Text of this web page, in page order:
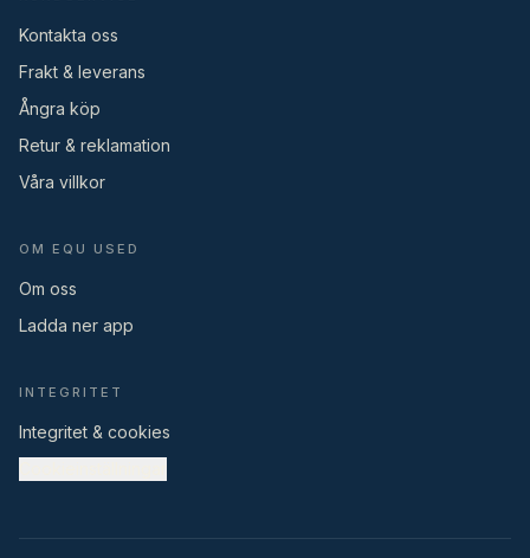
Kontakta oss
Frakt & leverans
Ångra köp
Retur & reklamation
Våra villkor
OM EQU USED
Om oss
Ladda ner app
INTEGRITET
Integritet & cookies